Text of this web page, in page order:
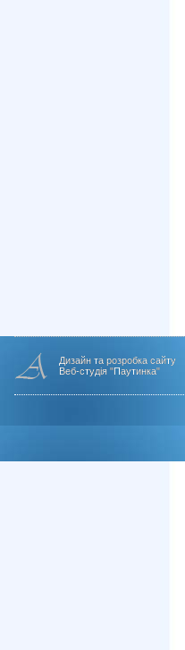
Дизайн та розробка сайту
Веб-студія "Паутинка"